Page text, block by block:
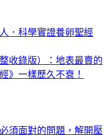
．科學實證養卵聖經
收錄版）：地表最賣的
》一樣歷久不衰！
須面對的問題，解開壓